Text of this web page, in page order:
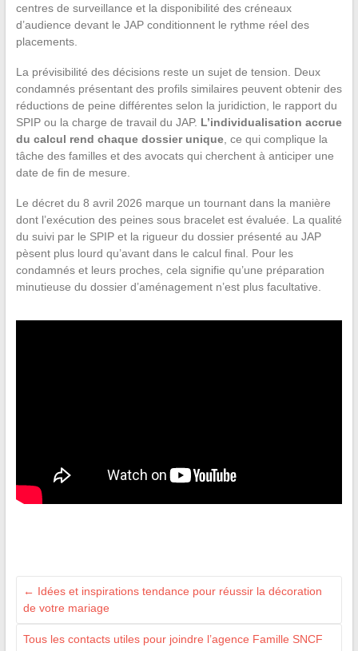
centres de surveillance et la disponibilité des créneaux
d’audience devant le JAP conditionnent le rythme réel des
placements.
La prévisibilité des décisions reste un sujet de tension. Deux
condamnés présentant des profils similaires peuvent obtenir des
réductions de peine différentes selon la juridiction, le rapport du
SPIP ou la charge de travail du JAP. L’individualisation accrue
du calcul rend chaque dossier unique, ce qui complique la
tâche des familles et des avocats qui cherchent à anticiper une
date de fin de mesure.
Le décret du 8 avril 2026 marque un tournant dans la manière
dont l’exécution des peines sous bracelet est évaluée. La qualité
du suivi par le SPIP et la rigueur du dossier présenté au JAP
pèsent plus lourd qu’avant dans le calcul final. Pour les
condamnés et leurs proches, cela signifie qu’une préparation
minutieuse du dossier d’aménagement n’est plus facultative.
← Idées et inspirations tendance pour réussir la décoration
de votre mariage
Tous les contacts utiles pour joindre l’agence Famille SNCF